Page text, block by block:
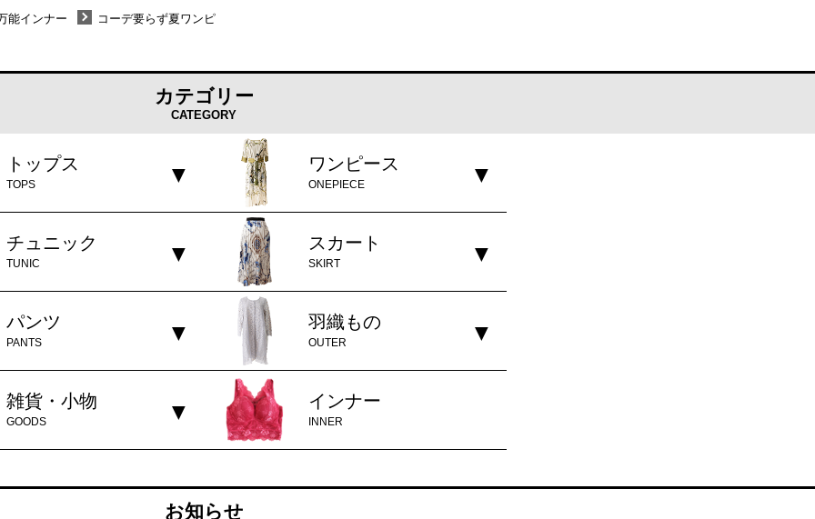
能インナー コーデ要らず夏ワンピ
カテゴリー
CATEGORY
トップス
TOPS
ワンピース
ONEPIECE
チュニック
TUNIC
スカート
SKIRT
パンツ
PANTS
羽織もの
OUTER
雑貨・小物
GOODS
インナー
INNER
お知らせ